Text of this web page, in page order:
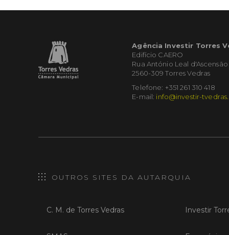
Agência Investir Torres
Edifício CAERO
Rua António Leal d'Ascensão
2560-309 Torres Vedras
Telefone: +351 261 310 418
E-mail: info@investir-
OUTROS SITES DA AUTARQUIA
C. M. de Torres Vedras Investir